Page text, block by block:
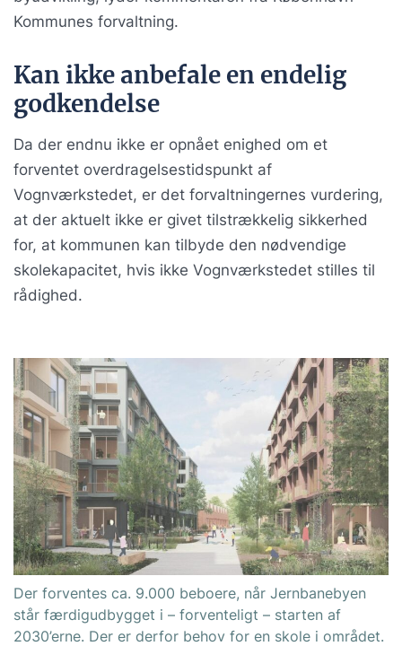
Kommunes forvaltning.
Kan ikke anbefale en endelig
godkendelse
Da der endnu ikke er opnået enighed om et
forventet overdragelsestidspunkt af
Vognværkstedet, er det forvaltningernes vurdering,
at der aktuelt ikke er givet tilstrækkelig sikkerhed
for, at kommunen kan tilbyde den nødvendige
skolekapacitet, hvis ikke Vognværkstedet stilles til
rådighed.
Der forventes ca. 9.000 beboere, når Jernbanebyen
står færdigudbygget i – forventeligt – starten af
2030’erne. Der er derfor behov for en skole i området.